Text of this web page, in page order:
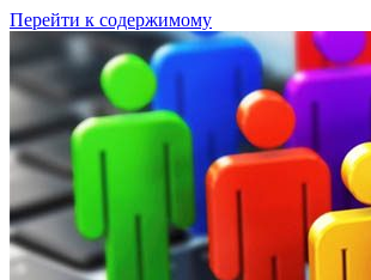
Перейти к содержимому